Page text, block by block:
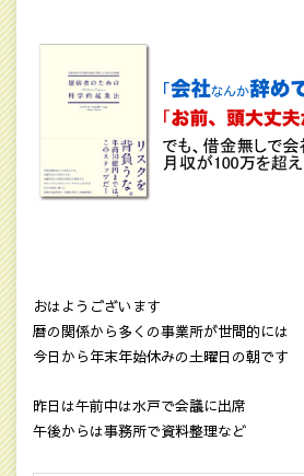
おはようございます
暦の関係から多くの事業所が世間的には
今日から年末年始休みの土曜日の朝です
昨日は午前中は水戸で会議に出席
午後からは事務所で資料整理など